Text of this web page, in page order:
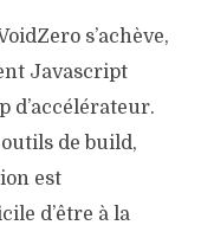
s’achève,
Javascript
d’accélérateur.
de build,
est
d’être à la